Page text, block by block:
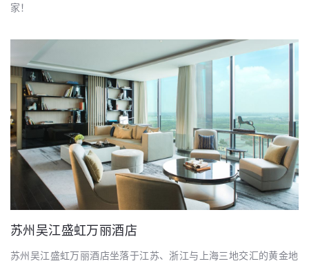
家！
苏州吴江盛虹万丽酒店
苏州吴江盛虹万丽酒店坐落于江苏、浙江与上海三地交汇的黄金地